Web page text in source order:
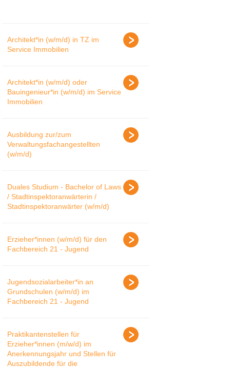
Architekt*in (w/m/d) in TZ im
Service Immobilien
Architekt*in (w/m/d) oder
Bauingenieur*in (w/m/d) im Service
Immobilien
Ausbildung zur/zum
Verwaltungsfachangestellten
(w/m/d)
Duales Studium - Bachelor of Laws
/ Stadtinspektoranwärterin /
Stadtinspektoranwärter (w/m/d)
Erzieher*innen (w/m/d) für den
Fachbereich 21 - Jugend
Jugendsozialarbeiter*in an
Grundschulen (w/m/d) im
Fachbereich 21 - Jugend
Praktikantenstellen für
Erzieher*innen (m/w/d) im
Anerkennungsjahr und Stellen für
Auszubildende für die